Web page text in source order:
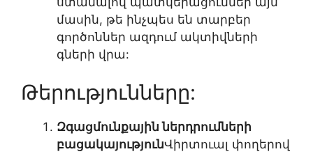
մասին, թե ինչպես են տարբեր
գործոններ ազդում ակտիվների
գների վրա:
Թերությունները:
Զգացմունքային ներդրումների
բացակայությունՎիրտուալ փողերով